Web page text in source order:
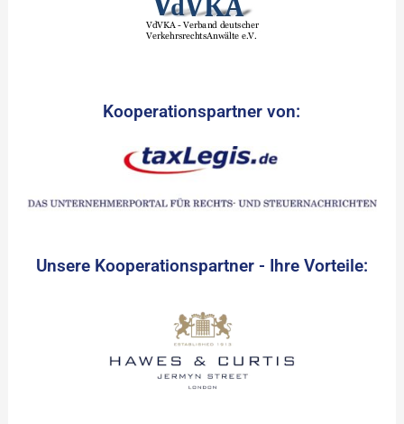
Kooperationspartner von:
Unsere Kooperationspartner - Ihre Vorteile: